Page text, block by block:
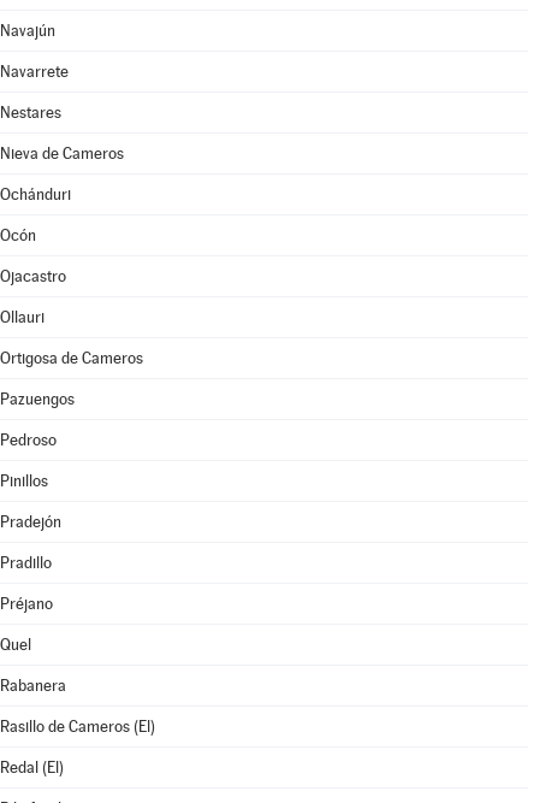
Navajún
Navarrete
Nestares
Nieva de Cameros
Ochánduri
Ocón
Ojacastro
Ollauri
Ortigosa de Cameros
Pazuengos
Pedroso
Pinillos
Pradejón
Pradillo
Préjano
Quel
Rabanera
Rasillo de Cameros (El)
Redal (El)